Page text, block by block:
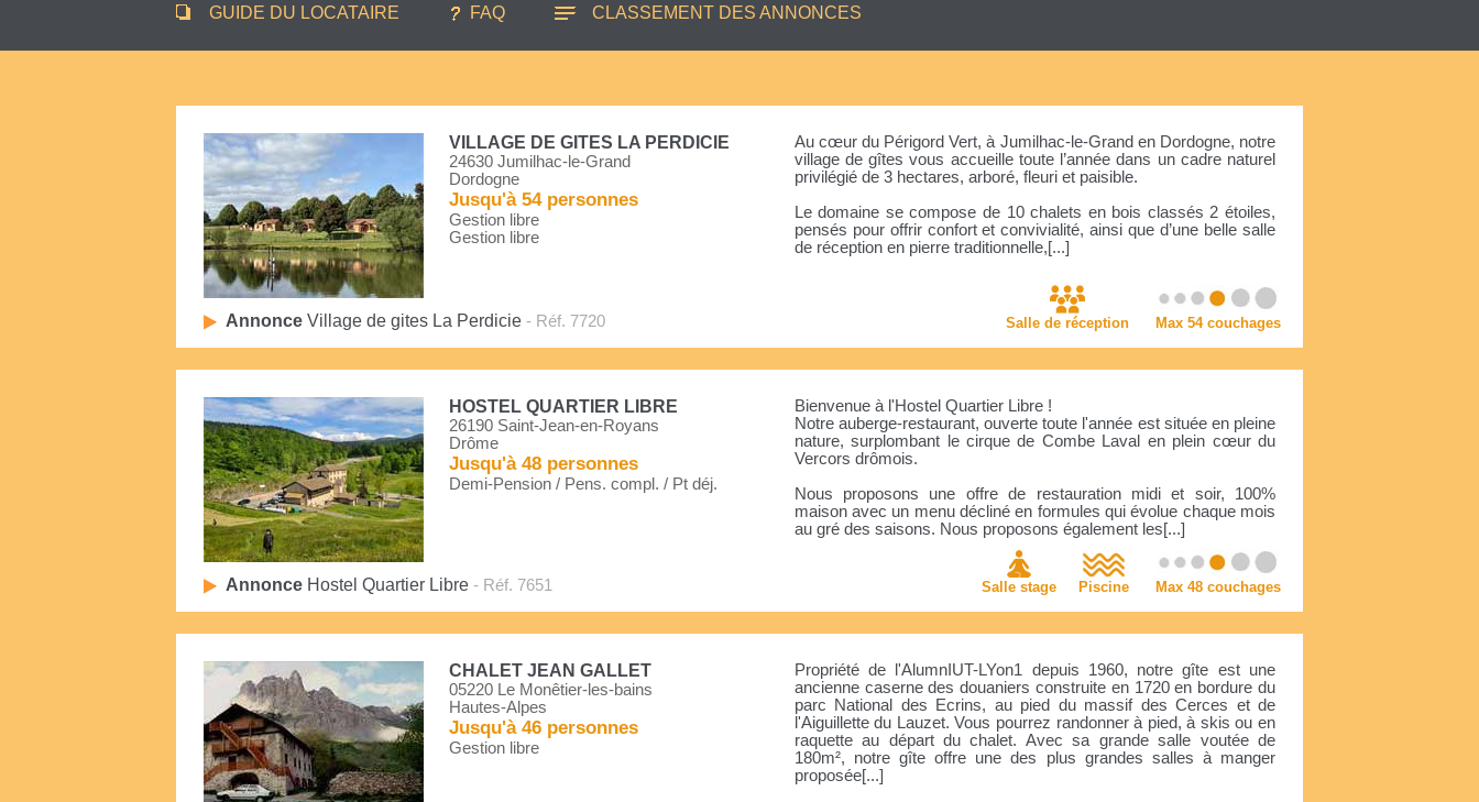
GUIDE DU LOCATAIRE FAQ CLASSEMENT DES ANNONCES
VILLAGE DE GITES LA PERDICIE
24630 Jumilhac-le-Grand
Dordogne
Jusqu'à 54 personnes
Gestion libre
Gestion libre
Au cœur du Périgord Vert, à Jumilhac-le-Grand en Dordogne, notre
village de gîtes vous accueille toute l’année dans un cadre naturel
privilégié de 3 hectares, arboré, fleuri et paisible.
Le domaine se compose de 10 chalets en bois classés 2 étoiles,
pensés pour offrir confort et convivialité, ainsi que d’une belle salle
de réception en pierre traditionnelle,[...]
Salle de réception Max 54 couchages
Annonce Village de gites La Perdicie - Réf. 7720
HOSTEL QUARTIER LIBRE
26190 Saint-Jean-en-Royans
Drôme
Jusqu'à 48 personnes
Demi-Pension / Pens. compl. / Pt déj.
Bienvenue à l'Hostel Quartier Libre !
Notre auberge-restaurant, ouverte toute l'année est située en pleine
nature, surplombant le cirque de Combe Laval en plein cœur du
Vercors drômois.
Nous proposons une offre de restauration midi et soir, 100%
maison avec un menu décliné en formules qui évolue chaque mois
au gré des saisons. Nous proposons également les[...]
Salle stage Piscine Max 48 couchages
Annonce Hostel Quartier Libre - Réf. 7651
CHALET JEAN GALLET
05220 Le Monêtier-les-bains
Hautes-Alpes
Jusqu'à 46 personnes
Gestion libre
Propriété de l'AlumnIUT-LYon1 depuis 1960, notre gîte est une
ancienne caserne des douaniers construite en 1720 en bordure du
parc National des Ecrins, au pied du massif des Cerces et de
l'Aiguillette du Lauzet. Vous pourrez randonner à pied, à skis ou en
raquette au départ du chalet. Avec sa grande salle voutée de
180m², notre gîte offre une des plus grandes salles à manger
proposée[...]